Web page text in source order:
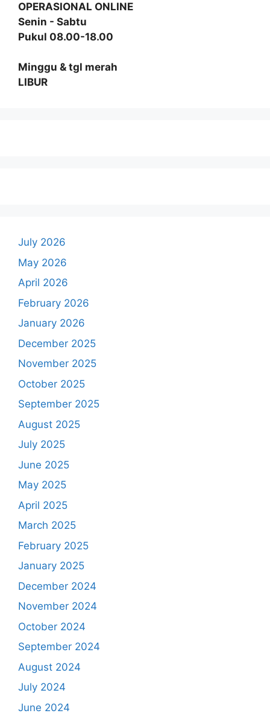
OPERASIONAL ONLINE
Senin - Sabtu
Pukul 08.00-18.00
Minggu & tgl merah
LIBUR
July 2026
May 2026
April 2026
February 2026
January 2026
December 2025
November 2025
October 2025
September 2025
August 2025
July 2025
June 2025
May 2025
April 2025
March 2025
February 2025
January 2025
December 2024
November 2024
October 2024
September 2024
August 2024
July 2024
June 2024